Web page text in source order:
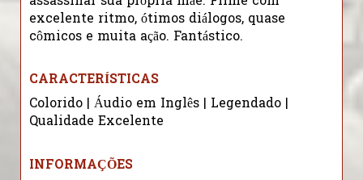
excelente ritmo, ótimos diálogos, quase
cômicos e muita ação. Fantástico.
CARACTERÍSTICAS
Colorido | Áudio em Inglês | Legendado |
Qualidade Excelente
INFORMAÇÕES